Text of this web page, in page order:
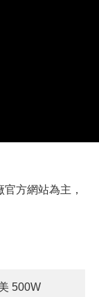
方網站為主，
500W